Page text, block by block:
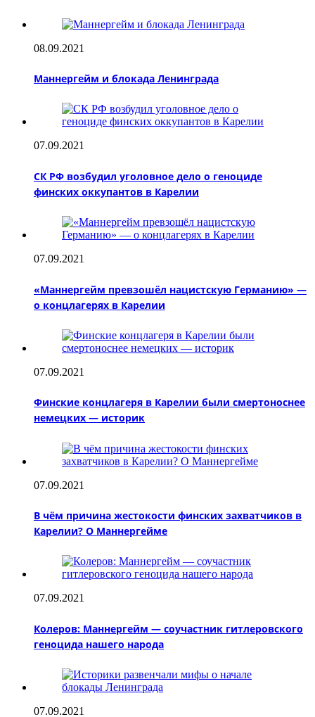
08.09.2021
Маннергейм и блокада Ленинграда
07.09.2021
СК РФ возбудил уголовное дело о геноциде
финских оккупантов в Карелии
07.09.2021
«Маннергейм превзошёл нацистскую Германию» —
о концлагерях в Карелии
07.09.2021
Финские концлагеря в Карелии были смертоноснее
немецких — историк
07.09.2021
В чём причина жестокости финских захватчиков в
Карелии? О Маннергейме
07.09.2021
Колеров: Маннергейм — соучастник гитлеровского
геноцида нашего народа
07.09.2021